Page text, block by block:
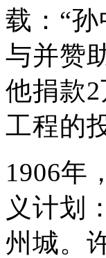
载：“
与并赞
他捐款
工程的
1906年
义计划
州城。